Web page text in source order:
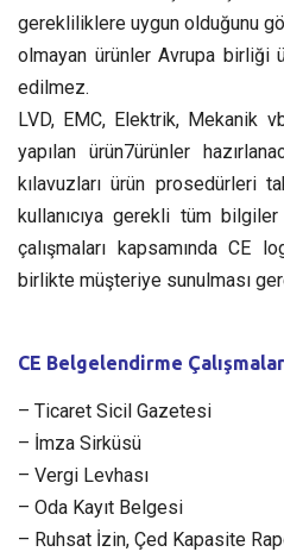
gerekliliklere uygun olduğunu
olmayan ürünler Avrupa birliği
edilmez.
LVD, EMC, Elektrik, Mekanik
yapılan ürün7ürünler
kılavuzları ürün prosedürleri
kullanıcıya gerekli tüm
çalışmaları kapsamında CE
birlikte müşteriye sunulması
CE Belgelendirme
– Ticaret Sicil Gazetesi
– İmza Sirküsü
– Vergi Levhası
– Oda Kayıt Belgesi
– Ruhsat İzin, Çed Kapasite